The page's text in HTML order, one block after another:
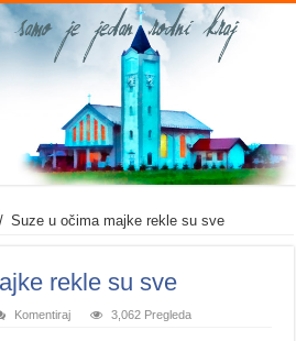
/ Suze u očima majke rekle su sve
rekle su sve
Komentiraj 3,062 Pregleda